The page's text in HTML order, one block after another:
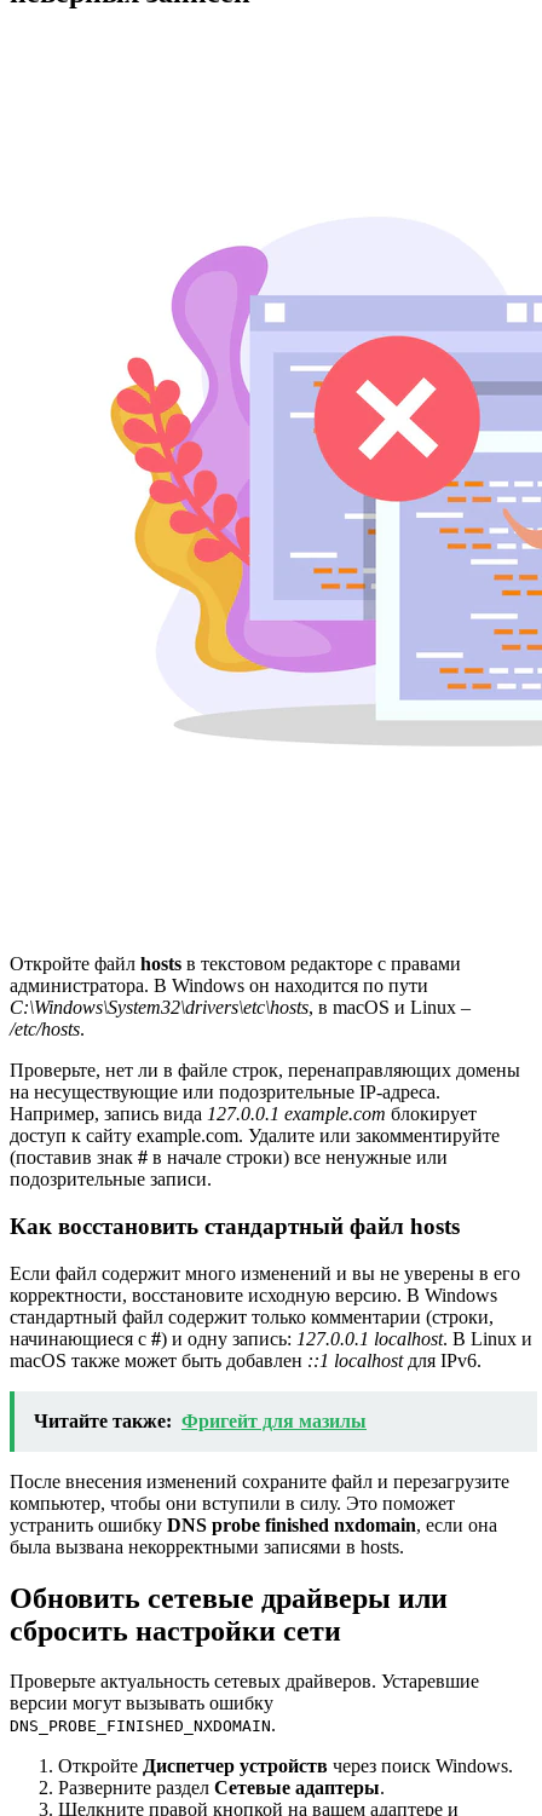
Откройте файл hosts в текстовом редакторе с правами
администратора. В Windows он находится по пути
C:\Windows\System32\drivers\etc\hosts, в macOS и Linux –
/etc/hosts.
Проверьте, нет ли в файле строк, перенаправляющих домены
на несуществующие или подозрительные IP-адреса.
Например, запись вида 127.0.0.1 example.com блокирует
доступ к сайту example.com. Удалите или закомментируйте
(поставив знак # в начале строки) все ненужные или
подозрительные записи.
Как восстановить стандартный файл hosts
Если файл содержит много изменений и вы не уверены в его
корректности, восстановите исходную версию. В Windows
стандартный файл содержит только комментарии (строки,
начинающиеся с #) и одну запись: 127.0.0.1 localhost. В Linux и
macOS также может быть добавлен ::1 localhostдля IPv6.
Читайте также: Фригейт для мазилы
После внесения изменений сохраните файл и перезагрузите
компьютер, чтобы они вступили в силу. Это поможет
устранить ошибку DNS probe finished nxdomain, если она
была вызвана некорректными записями в hosts.
Обновить сетевые драйверы или
сбросить настройки сети
Проверьте актуальность сетевых драйверов. Устаревшие
версии могут вызывать ошибку
DNS_PROBE_FINISHED_NXDOMAIN.
Откройте Диспетчер устройств через поиск Windows.
Разверните раздел Сетевые адаптеры.
Щелкните правой кнопкой на вашем адаптере и